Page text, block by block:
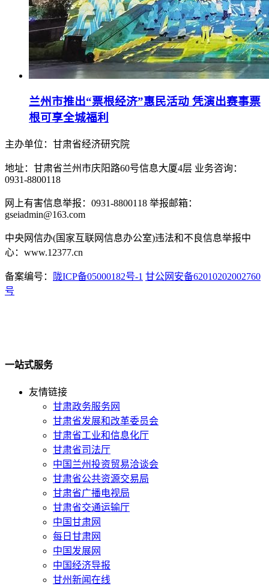
兰州市推出“票根经济”惠民活动 凭演出赛事票
根可享全城福利
主办单位：甘肃省经济研究院
地址：甘肃省兰州市庆阳路60号信息大厦4层 业务咨询：
0931-8800118
网上有害信息举报：0931-8800118 举报邮箱：
gseiadmin@163.com
中央网信办(国家互联网信息办公室)违法和不良信息举报中
心：www.12377.cn
备案编号： 陇ICP备05000182号-1 甘公网安备62010202002760
号
一站式服务
友情链接
甘肃政务服务网
甘肃省发展和改革委员会
甘肃省工业和信息化厅
甘肃省司法厅
中国兰州投资贸易洽谈会
甘肃省公共资源交易局
甘肃省广播电视局
甘肃省交通运输厅
中国甘肃网
每日甘肃网
中国发展网
中国经济导报
甘州新闻在线